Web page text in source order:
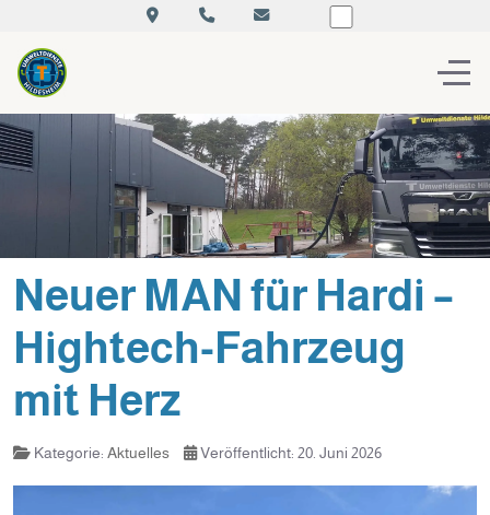
Off-
Neuer MAN für Hardi –
Hightech-Fahrzeug
mit Herz
Kategorie: Aktuelles Veröffentlicht: 20. Juni 2026